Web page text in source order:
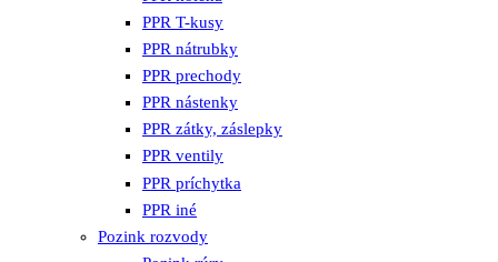
PPR T-kusy
PPR nátrubky
PPR prechody
PPR nástenky
PPR zátky, záslepky
PPR ventily
PPR príchytka
PPR iné
Pozink rozvody